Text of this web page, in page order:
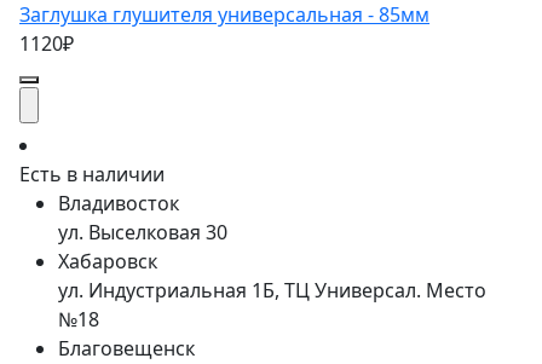
Заглушка глушителя универсальная - 85мм
1120₽
Есть в наличии
Владивосток
ул. Выселковая 30
Хабаровск
ул. Индустриальная 1Б, ТЦ Универсал. Место
№18
Благовещенск